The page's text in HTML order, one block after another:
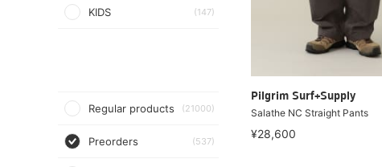
KIDS (147)
Regular products (21000)
Preorders (537)
Pilgrim Surf+Supply
Salathe NC Straight Pants
¥28,600